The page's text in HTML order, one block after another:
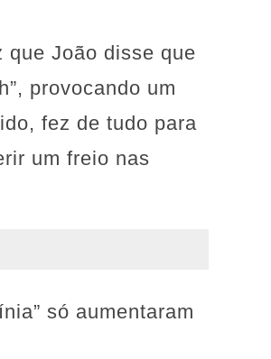
que João disse que
provocando um
fez de tudo para
um freio nas
só aumentaram